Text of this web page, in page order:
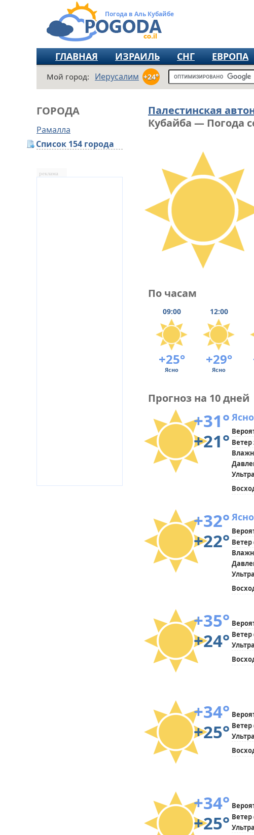
Погода в Аль Кубайбе
ГЛАВНАЯ ИЗРАИЛЬ СНГ ЕВРОПА
Мой город: Иерусалим +24°
ГОРОДА
Рамалла
Список 154 города
реклама
Палестинская
Кубайба — Погода
По часам
09:00 12:00
+25° +29°
Ясно Ясно
Прогноз на 10 дней
+31°
+21°
Ясно
+32°
+22°
Ясно
+35°
+24°
+34°
+25°
+34°
+25°